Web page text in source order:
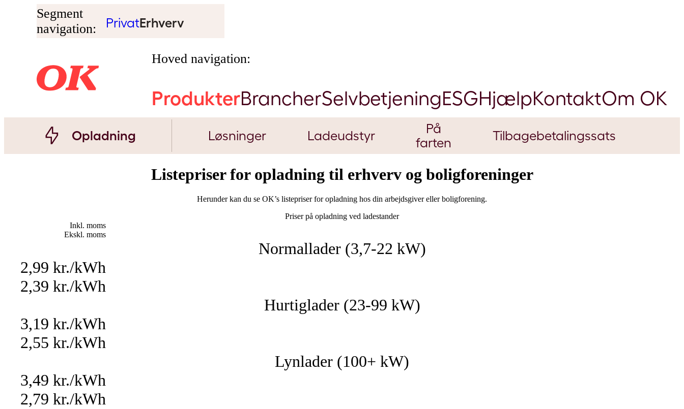
Segment
navigation:
PrivatErhverv
Hoved navigation:
ProdukterBrancherSelvbetjeningESGHjælpKontaktOm OK
Opladning Løsninger Ladeudstyr
På
farten
Tilbagebetalingssats
Listepriser for opladning til erhverv og boligforeninger
Herunder kan du se OK’s listepriser for opladning hos din arbejdsgiver eller boligforening.
Priser på opladning ved ladestander
Inkl. moms
Ekskl. moms
Normallader (3,7-22 kW)
2,99 kr./kWh
2,39 kr./kWh
Hurtiglader (23-99 kW)
3,19 kr./kWh
2,55 kr./kWh
Lynlader (100+ kW)
3,49 kr./kWh
2,79 kr./kWh